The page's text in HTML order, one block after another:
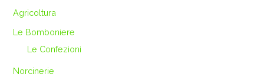
Agricoltura
Le Bomboniere
Le Confezioni
Norcinerie